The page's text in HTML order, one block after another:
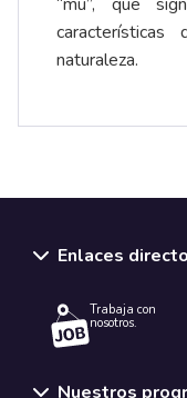
naturaleza.
Enlaces
Trabaja con
nosotros.
Nuestros